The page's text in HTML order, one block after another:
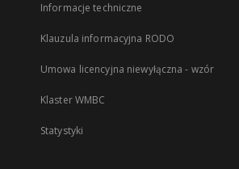
Informacje techniczne
Klauzula informacyjna RODO
Umowa licencyjna niewyłączna - wzór
Klaster WMBC
Statystyki